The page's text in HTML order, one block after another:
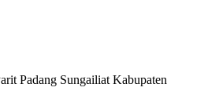
Padang Sungailiat Kabupaten